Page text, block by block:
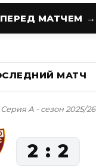
ПЕРЕД МАТЧЕМ
Серия А - сезон 2025/26
2 2